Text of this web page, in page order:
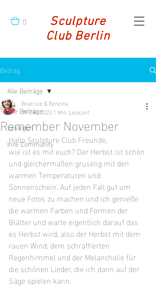
0
Sculpture
Club Berlin
Beitrag
Alle Beiträge
Loslegen
Ihre Community
Alle Beiträge
Remember November
Beatrice & Benzina
29. Okt. 20221 Min. Lesezeit
Hallo Sculpture Club Freunde,
wie ist es mit euch? Der Herbst ist schön
und gleichermaßen gruselig mit den
warmen Temperaturen und
Sonnenschein. Auf jeden Fall gut um
neue Fotos zu machen und ich genieße
die warmen Farben und Formen der
Blätter und warte eigentlich darauf das
es Herbst wird, also der Herbst mit dem
rauen Wind, dem schraffierten
Regenhimmel und der Melancholie für
die schönen Lieder, die ich dann auf der
Säge spielen kann.